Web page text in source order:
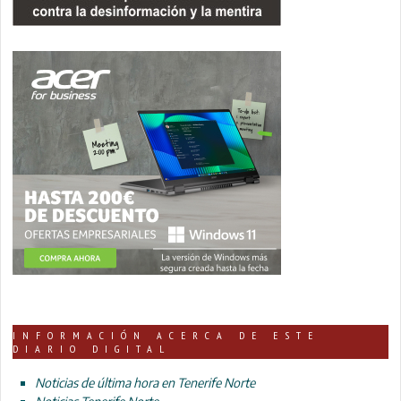
INFORMACIÓN ACERCA DE ESTE
DIARIO DIGITAL
Noticias de última hora en Tenerife Norte